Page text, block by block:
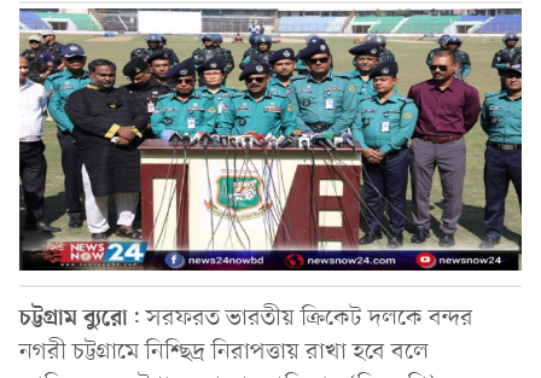
চট্টগ্রামব্যুরো : সরফরত ভারতীয় ক্রিকেট দলকে বন্দর
নগরী চট্টগ্রামে নিশ্ছিদ্র নিরাপত্তায় রাখা হবে বলে